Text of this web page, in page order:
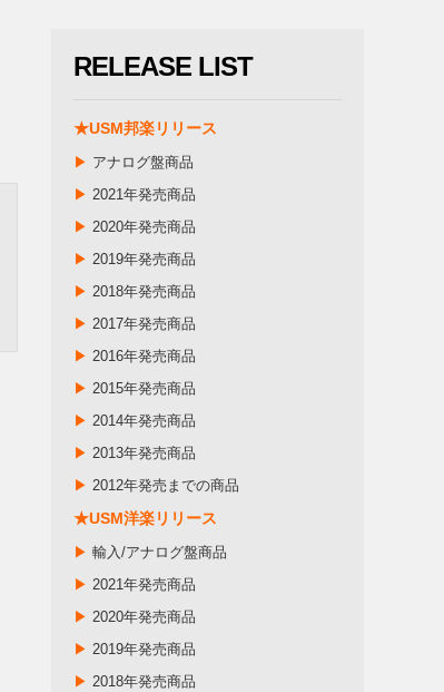
RELEASE LIST
★USM邦楽リリース
▶ アナログ盤商品
▶ 2021年発売商品
▶ 2020年発売商品
▶ 2019年発売商品
▶ 2018年発売商品
▶ 2017年発売商品
▶ 2016年発売商品
▶ 2015年発売商品
▶ 2014年発売商品
▶ 2013年発売商品
▶ 2012年発売までの商品
★USM洋楽リリース
▶ 輸入/アナログ盤商品
▶ 2021年発売商品
▶ 2020年発売商品
▶ 2019年発売商品
▶ 2018年発売商品